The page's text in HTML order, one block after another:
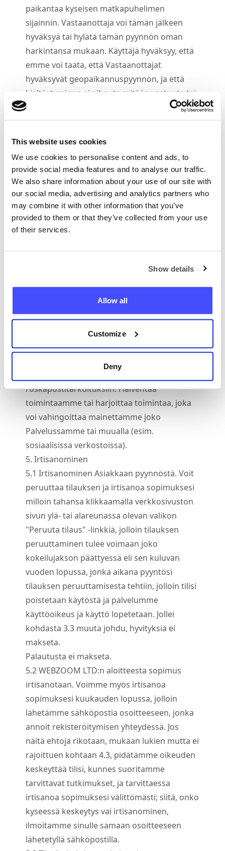
This website uses cookies
We use cookies to personalise content and ads, to
provide social media features and to analyse our traffic.
We also share information about your use of our site with
our social media, advertising and analytics partners who
may combine it with other information that you’ve
provided to them or that they’ve collected from your use
of their services.
Show details
Allow all
Customize
Deny
paikantaa kyseisen matkapuhelimen
sijainnin. Vastaanottaja voi tämän jälkeen
hyväksyä tai hylätä tämän pyynnön oman
harkintansa mukaan. Käyttäjä hyväksyy, että
emme voi taata, että Vastaanottajat
hyväksyvät geopaikannuspyynnön, ja että
kieltäytyminen ei aiheuta mitään vastuuta tai
oikeutta korvauksiin meitä kohtaan.
4.3Et saa:
Käyttää Sivustoa lainvastaisella tavalla tai
näiden ehtojen vastaisesti myydä, kopioida,
vuokrata, liisata, lainata, levittää, siirtää tai
lisensoida Sivuston tai Palvelumme aineistoa
tai sen osaa tai osaa siitä, tai käyttää
järjestelmiin tai osallistua mihinkään
toimintaan, joka häiritsee, heikentää tai
häiritsee Sivustomme ja Palvelumme
toimintaa tai toimintaa.
Käyttää Sivustoa väärin levittämällä
haitallisen sovelluksen. Käyttää Palveluamme
roskapostitarkoituksiin. Halventaa
toimintaamme tai harjoittaa toimintaa, joka
voi vahingoittaa mainettamme joko
Palvelussamme tai muualla (esim.
sosiaalisissa verkostoissa).
5. Irtisanominen
5.1 Irtisanominen Asiakkaan pyynnöstä. Voit
peruuttaa tilauksen ja irtisanoa sopimuksesi
milloin tahansa klikkaamalla verkkosivuston
sivun ylä- tai alareunassa olevan valikon
"Peruuta tilaus" -linkkiä, jolloin tilauksen
peruuttaminen tulee voimaan joko
kokeilujakson päättyessä eli sen kuluvan
vuoden lopussa, jonka aikana pyyntösi
tilauksen peruuttamisesta tehtiin, jolloin tilisi
poistetaan käytöstä ja palvelumme
käyttöoikeus ja käyttö lopetetaan. Jollei
kohdasta 3.3 muuta johdu, hyvityksiä ei
makseta.
Palautusta ei makseta.
5.2WEBZOOM LTD:n aloitteesta sopimus
irtisanotaan. Voimme myös irtisanoa
sopimuksesi kuukauden lopussa, jolloin
lähetämme sähköpostia osoitteeseen, jonka
annoit rekisteröitymisen yhteydessä. Jos
näitä ehtoja rikotaan, mukaan lukien mutta ei
rajoittuen kohtaan 4.3, pidätämme oikeuden
keskeyttää tilisi, kunnes suoritamme
tarvittavat tutkimukset, ja tarvittaessa
irtisanoa sopimuksesi välittömästi; siitä, onko
kyseessä keskeytys vai irtisanominen,
ilmoitamme sinulle samaan osoitteeseen
lähetetyllä sähköpostilla.